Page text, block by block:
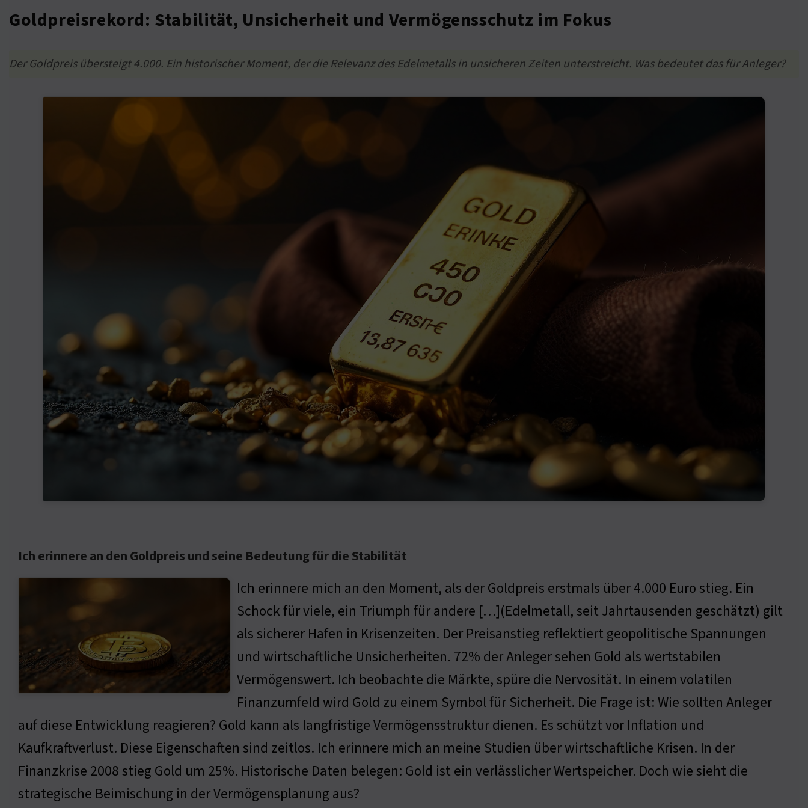
Goldpreisrekord: Stabilität, Unsicherheit und Vermögensschutz im Fokus
Der Goldpreis übersteigt 4.000. Ein historischer Moment, der die Relevanz des Edelmetalls in unsicheren Zeiten unterstreicht. Was bedeutet das für Anleger?
Ich erinnere an den Goldpreis und seine Bedeutung für die Stabilität
Ich erinnere mich an den Moment, als der Goldpreis erstmals über 4.000 Euro stieg. Ein
Schock für viele, ein Triumph für andere […](Edelmetall, seit Jahrtausenden geschätzt) gilt
als sicherer Hafen in Krisenzeiten. Der Preisanstieg reflektiert geopolitische Spannungen
und wirtschaftliche Unsicherheiten. 72% der Anleger sehen Gold als wertstabilen
Vermögenswert. Ich beobachte die Märkte, spüre die Nervosität. In einem volatilen
Finanzumfeld wird Gold zu einem Symbol für Sicherheit. Die Frage ist: Wie sollten Anleger
auf diese Entwicklung reagieren? Gold kann als langfristige Vermögensstruktur dienen. Es schützt vor Inflation und
Kaufkraftverlust. Diese Eigenschaften sind zeitlos. Ich erinnere mich an meine Studien über wirtschaftliche Krisen. In der
Finanzkrise 2008 stieg Gold um 25%. Historische Daten belegen: Gold ist ein verlässlicher Wertspeicher. Doch wie sieht die
strategische Beimischung in der Vermögensplanung aus?